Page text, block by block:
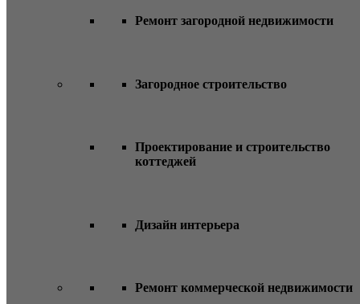
Ремонт загородной недвижимости
Загородное строительство
Проектирование и строительство
коттеджей
Дизайн интерьера
Ремонт коммерческой недвижимости